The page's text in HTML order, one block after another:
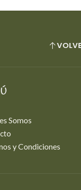
Somos
y Condiciones